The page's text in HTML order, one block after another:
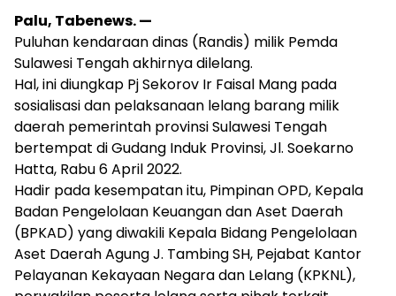
Palu, Tabenews. —
Puluhan kendaraan dinas (Randis) milik Pemda
Sulawesi Tengah akhirnya dilelang.
Hal, ini diungkap Pj Sekorov Ir Faisal Mang pada
sosialisasi dan pelaksanaan lelang barang milik
daerah pemerintah provinsi Sulawesi Tengah
bertempat di Gudang Induk Provinsi, Jl. Soekarno
Hatta, Rabu 6 April 2022.
Hadir pada kesempatan itu, Pimpinan OPD, Kepala
Badan Pengelolaan Keuangan dan Aset Daerah
(BPKAD) yang diwakili Kepala Bidang Pengelolaan
Aset Daerah Agung J. Tambing SH, Pejabat Kantor
Pelayanan Kekayaan Negara dan Lelang (KPKNL),